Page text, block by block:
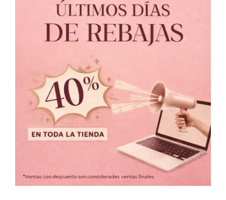
Política de Privacidad // Política de Cambio
© 2021 MARIALUNA